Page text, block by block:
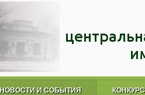
НОВОСТИ И СОБЫТИЯ